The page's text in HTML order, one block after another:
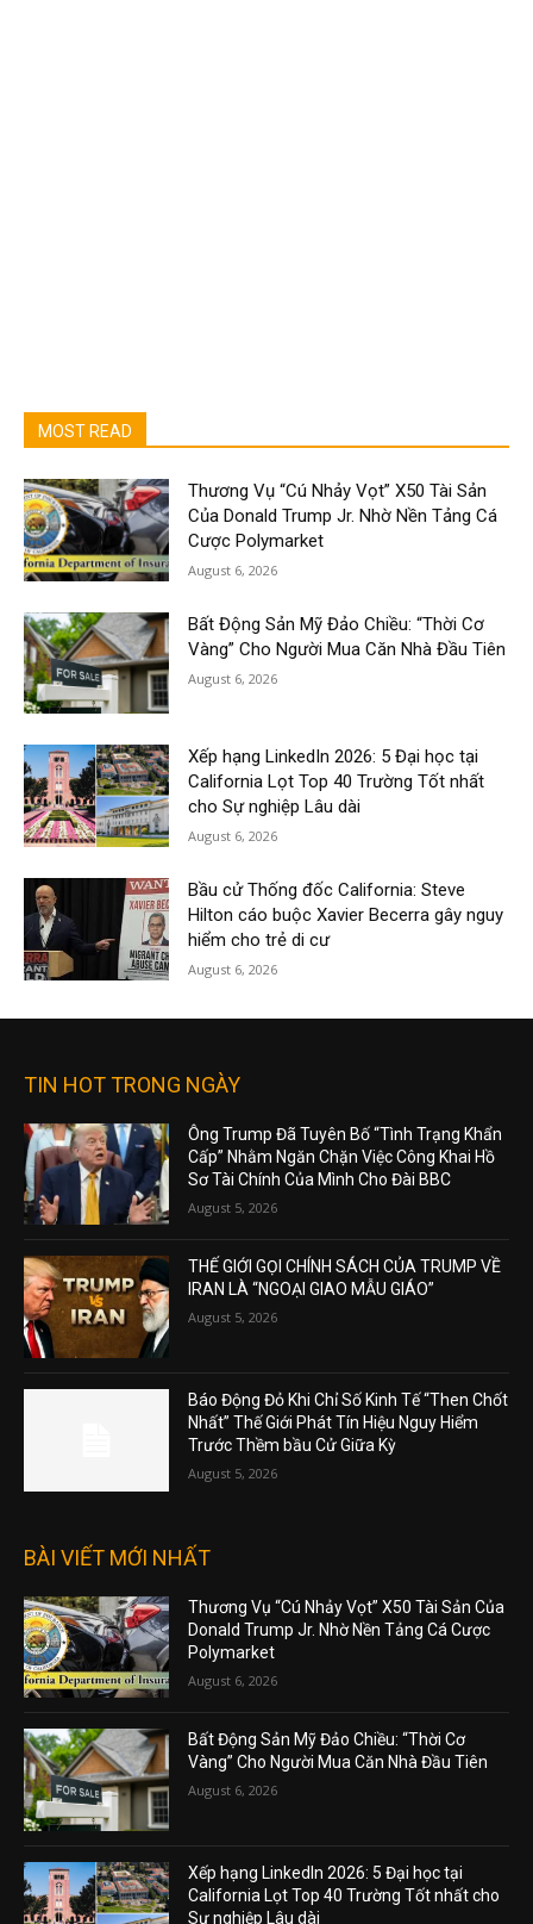
MOST READ
Thương Vụ “Cú Nhảy Vọt” X50 Tài Sản
Của Donald Trump Jr. Nhờ Nền Tảng Cá
Cược Polymarket
August 6, 2026
Bất Động Sản Mỹ Đảo Chiều: “Thời Cơ
Vàng” Cho Người Mua Căn Nhà Đầu Tiên
August 6, 2026
Xếp hạng LinkedIn 2026: 5 Đại học tại
California Lọt Top 40 Trường Tốt nhất
cho Sự nghiệp Lâu dài
August 6, 2026
Bầu cử Thống đốc California: Steve
Hilton cáo buộc Xavier Becerra gây nguy
hiểm cho trẻ di cư
August 6, 2026
TIN HOT TRONG NGÀY
Ông Trump Đã Tuyên Bố “Tình Trạng Khẩn
Cấp” Nhằm Ngăn Chặn Việc Công Khai Hồ
Sơ Tài Chính Của Mình Cho Đài BBC
August 5, 2026
THẾ GIỚI GỌI CHÍNH SÁCH CỦA TRUMP VỀ
IRAN LÀ “NGOẠI GIAO MẪU GIÁO”
August 5, 2026
Báo Động Đỏ Khi Chỉ Số Kinh Tế “Then Chốt
Nhất” Thế Giới Phát Tín Hiệu Nguy Hiểm
Trước Thềm bầu Cử Giữa Kỳ
August 5, 2026
BÀI VIẾT MỚI NHẤT
Thương Vụ “Cú Nhảy Vọt” X50 Tài Sản Của
Donald Trump Jr. Nhờ Nền Tảng Cá Cược
Polymarket
August 6, 2026
Bất Động Sản Mỹ Đảo Chiều: “Thời Cơ
Vàng” Cho Người Mua Căn Nhà Đầu Tiên
August 6, 2026
Xếp hạng LinkedIn 2026: 5 Đại học tại
California Lọt Top 40 Trường Tốt nhất cho
Sự nghiệp Lâu dài